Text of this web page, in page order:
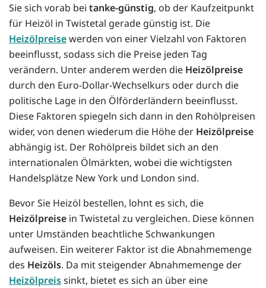
Sie sich vorab bei tanke-günstig, ob der Kaufzeitpunkt
für Heizöl in Twistetal gerade günstig ist. Die
Heizölpreisewerden von einer Vielzahl von Faktoren
beeinflusst, sodass sich die Preise jeden Tag
verändern. Unter anderem werden die Heizölpreise
durch den Euro-Dollar-Wechselkurs oder durch die
politische Lage in den Ölförderländern beeinflusst.
Diese Faktoren spiegeln sich dann in den Rohölpreisen
wider, von denen wiederum die Höhe der Heizölpreise
abhängig ist. Der Rohölpreis bildet sich an den
internationalen Ölmärkten, wobei die wichtigsten
Handelsplätze New York und London sind.
Bevor Sie Heizöl bestellen, lohnt es sich, die
Heizölpreise in Twistetal zu vergleichen. Diese können
unter Umständen beachtliche Schwankungen
aufweisen. Ein weiterer Faktor ist die Abnahmemenge
des Heizöls. Da mit steigender Abnahmemenge der
Heizölpreissinkt, bietet es sich an über eine